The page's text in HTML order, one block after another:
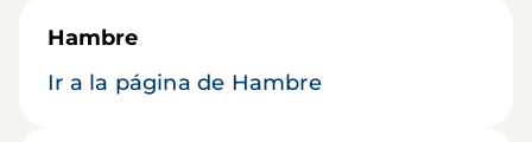
Hambre
Ir a la página de Hambre